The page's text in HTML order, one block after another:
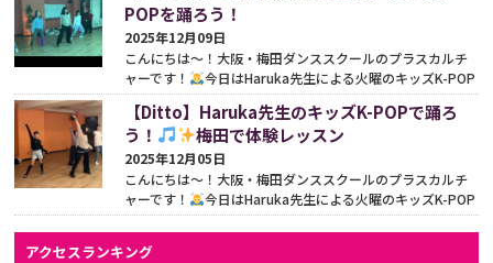
POPを踊ろう！
2025年12月09日
こんにちは〜！大阪・梅田ダンススクールのプラスカルチ
ャーです！
今日はHaruka先生による火曜のキッズK-POP
クラスをご紹介します♪ このクラスは、初心者向けの入...
続きをみる
【Ditto】Haruka先生のキッズK-POPで踊ろ
う！
梅田で体験レッスン
2025年12月05日
こんにちは〜！大阪・梅田ダンススクールのプラスカルチ
ャーです！
今日はHaruka先生による火曜のキッズK-POP
クラスを紹介します♪今日のレッスン曲は『Ditto』とい...
続きをみる
アクセスランキング